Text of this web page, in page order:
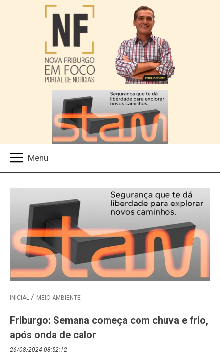
INICIAL MEIO AMBIENTE
Friburgo: Semana começa com chuva e frio,
após onda de calor
26/08/2024 08:52:12